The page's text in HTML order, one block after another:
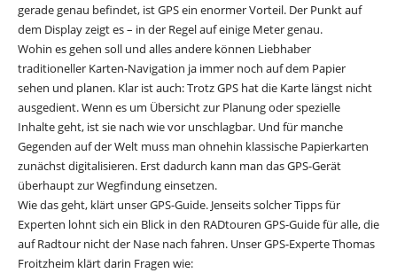
gerade genau befindet, ist GPS ein enormer Vorteil. Der Punkt auf
dem Display zeigt es – in der Regel auf einige Meter genau.
Wohin es gehen soll und alles andere können Liebhaber
traditioneller Karten-Navigation ja immer noch auf dem Papier
sehen und planen. Klar ist auch: Trotz GPS hat die Karte längst nicht
ausgedient. Wenn es um Übersicht zur Planung oder spezielle
Inhalte geht, ist sie nach wie vor unschlagbar. Und für manche
Gegenden auf der Welt muss man ohnehin klassische Papierkarten
zunächst digitalisieren. Erst dadurch kann man das GPS-Gerät
überhaupt zur Wegfindung einsetzen.
Wie das geht, klärt unser GPS-Guide. Jenseits solcher Tipps für
Experten lohnt sich ein Blick in den RADtouren GPS-Guide für alle, die
auf Radtour nicht der Nase nach fahren. Unser GPS-Experte Thomas
Froitzheim klärt darin Fragen wie: